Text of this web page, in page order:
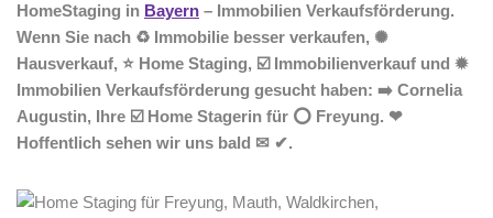
HomeStaging in Bayern – Immobilien Verkaufsförderung.
Wenn Sie nach ♻ Immobilie besser verkaufen, ✺
Hausverkauf, ⭐ Home Staging, ☑️ Immobilienverkauf und ✹
Immobilien Verkaufsförderung gesucht haben: ➡️ Cornelia
Augustin, Ihre ☑️ Home Stagerin für ⭕ Freyung. ❤
Hoffentlich sehen wir uns bald ✉ ✔.